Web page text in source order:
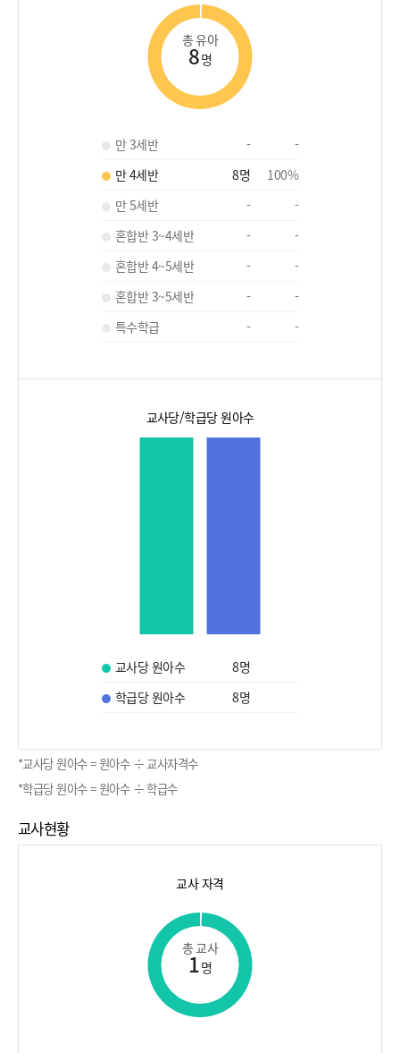
총 유아
8명
만 3세반 -
-
만 4세반
8명 100%
만 5세반
-
-
혼합반 3~4세반
-
-
혼합반 4~5세반
-
-
혼합반 3~5세반
-
-
특수학급
- -
교사당/학급당 원아수
교사당 원아수 8명
학급당 원아수
8명
*교사당 원아수 = 원아수 ÷ 교사자격수
*학급당 원아수 = 원아수 ÷ 학급수
교사현황
교사 자격
총 교사
1명